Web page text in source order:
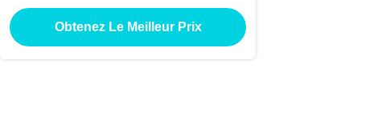
mm Panneau de plâtre pour
revêtement de sol
Obtenez Le Meilleur Prix